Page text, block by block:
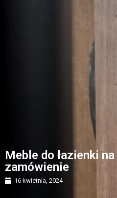
Meble do łazienki
zamówienie
16 kwietnia, 2024